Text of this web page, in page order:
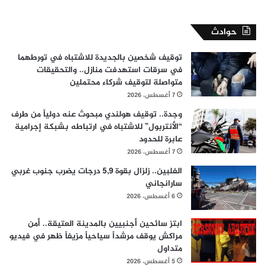
حوادث
توقيف شخصين بالجديدة للاشتباه في تورطهما
في سرقات استهدفت منازل.. والتحقيقات
متواصلة لتوقيف شركاء محتملين
7 أغسطس، 2026
وجدة.. توقيف هولندي مبحوث عنه دولياً من طرف
“الأنتربول” للاشتباه في ارتباطه بشبكة إجرامية
عابرة للحدود
7 أغسطس، 2026
الفلبين.. زلزال بقوة 5,9 درجات يضرب جنوب غربي
سارانجاني
6 أغسطس، 2026
ابتز سائحين أجنبيين بالمدينة العتيقة.. أمن
مراكش يوقف مرشداً سياحياً مزيفاً ظهر في فيديو
متداول
5 أغسطس، 2026